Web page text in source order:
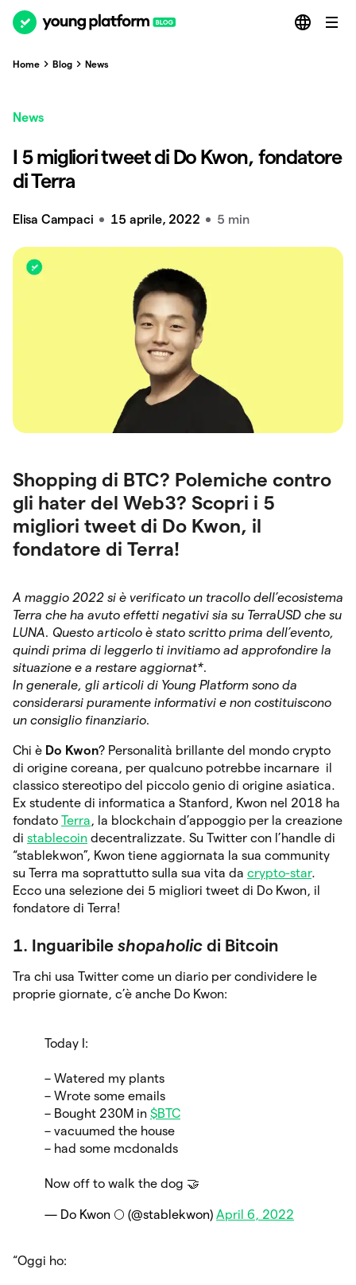
Home Blog News
News
I 5 migliori tweet di Do Kwon, fondatore
di Terra
Elisa Campaci 15 aprile, 2022 5 min
Shopping di BTC? Polemiche contro
gli hater del Web3? Scopri i 5
migliori tweet di Do Kwon, il
fondatore di Terra!
A maggio 2022 si è verificato un tracollo dell’ecosistema
Terra che ha avuto effetti negativi sia su TerraUSD che su
LUNA. Questo articolo è stato scritto prima dell’evento,
quindi prima di leggerlo ti invitiamo ad approfondire la
situazione e a restare aggiornat*.
In generale, gli articoli di Young Platform sono da
considerarsi puramente informativi e non costituiscono
un consiglio finanziario.
Chi è Do Kwon? Personalità brillante del mondo crypto
di origine coreana, per qualcuno potrebbe incarnare il
classico stereotipo del piccolo genio di origine asiatica.
Ex studente di informatica a Stanford, Kwon nel 2018 ha
fondato Terra, la blockchain d’appoggio per la creazione
di stablecoin decentralizzate. Su Twitter con l’handle di
“stablekwon”, Kwon tiene aggiornata la sua community
su Terra ma soprattutto sulla sua vita da crypto-star.
Ecco una selezione dei 5 migliori tweet di Do Kwon, il
fondatore di Terra!
1. Inguaribile shopaholic di Bitcoin
Tra chi usa Twitter come un diario per condividere le
proprie giornate, c’è anche Do Kwon:
Today I:
– Watered my plants
– Wrote some emails
– Bought 230M in $BTC
– vacuumed the house
– had some mcdonalds
Now off to walk the dog 🤝
— Do Kwon 🌕 (@stablekwon) April 6, 2022
“Oggi ho: